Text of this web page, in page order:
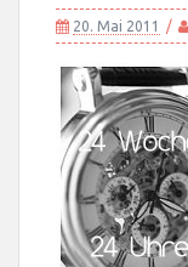
20. Mai 2011